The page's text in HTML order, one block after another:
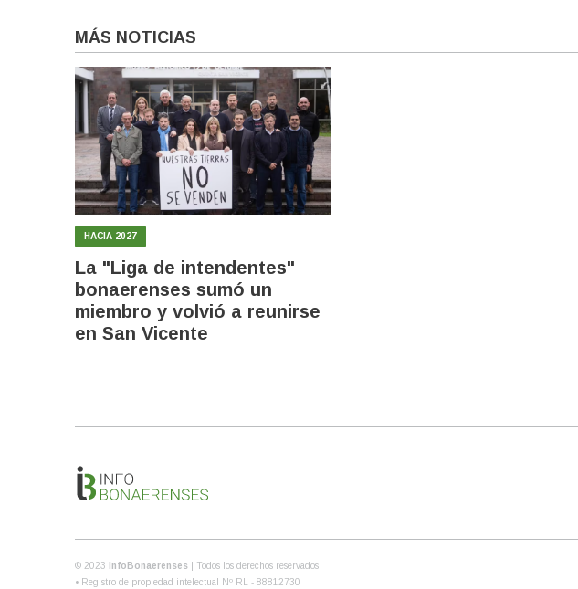
MÁS NOTICIAS
HACIA 2027
La "Liga de intendentes"
bonaerenses sumó un
miembro y volvió a reunirse
en San Vicente
© 2023 InfoBonaerenses
| Todos los derechos reservados
• Registro de propiedad intelectual Nº RL - 88812730